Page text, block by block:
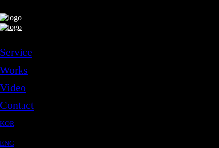
Service
Works
Video
Contact
KOR
ENG